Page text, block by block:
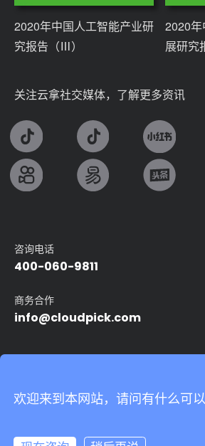
我们非常重视您的个人隐私，当您访问我
2020年中国人工智能产业研
究报告（Ⅲ）
2020
展研究
关注云拿社交媒体，了解更多资讯
咨询电话
400-060-9811
商务合作
info@cloudpick.com
24小时无人便利店 无人领用仓
17039527号-5
Powered by Yongsy
欢迎来到本网站，请问有什么可以